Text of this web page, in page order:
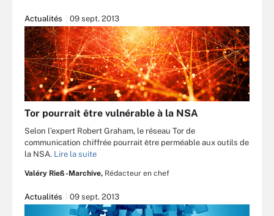
Actualités 09 sept. 2013
Tor pourrait être vulnérable à la NSA
Selon l’expert Robert Graham, le réseau Tor de
communication chiffrée pourrait être perméable aux outils de
la NSA. Lire la suite
Valéry Rieß-Marchive, Rédacteur en chef
Actualités 09 sept. 2013